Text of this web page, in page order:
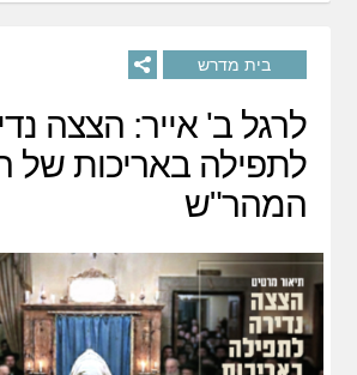
בית מדרש
לרגל ב' אייר: הצצה
לתפילה באריכות של
המהר"ש